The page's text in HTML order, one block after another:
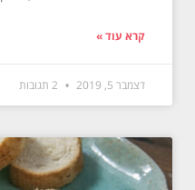
קרא עוד »
דצמבר 5, 2019